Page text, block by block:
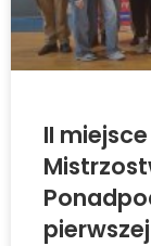
II